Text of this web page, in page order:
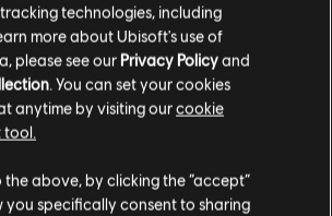
CONSULADO
technologies, including
more about Ubisoft's use of
please see our Privacy Policyand
. You can set your cookies
anytime by visiting ourcookie
tool.
above, by clicking the “accept”
specifically consent to sharing